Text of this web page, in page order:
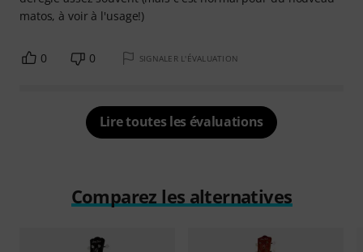
matos, à voir à l'usage!)
0 0 SIGNALER L'ÉVALUATION
Lire toutes les évaluations
Comparez les alternatives